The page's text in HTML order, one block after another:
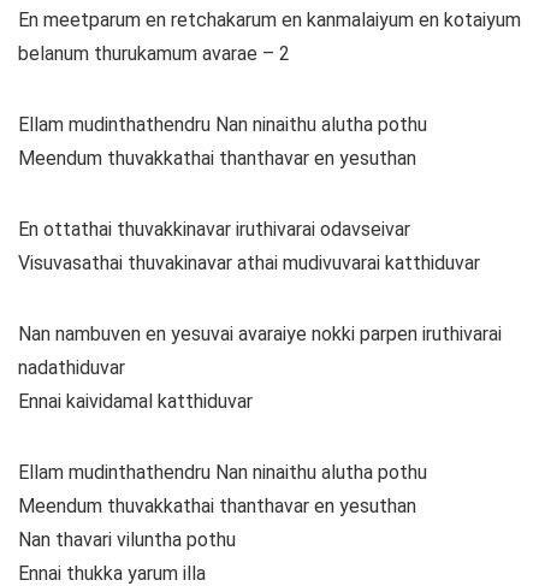
En meetparum en retchakarum en kanmalaiyum en kotaiyum
belanum thurukamum avarae – 2
Ellam mudinthathendru Nan ninaithu alutha pothu
Meendum thuvakkathai thanthavar en yesuthan
En ottathai thuvakkinavar iruthivarai odavseivar
Visuvasathai thuvakinavar athai mudivuvarai katthiduvar
Nan nambuven en yesuvai avaraiye nokki parpen iruthivarai
nadathiduvar
Ennai kaividamal katthiduvar
Ellam mudinthathendru Nan ninaithu alutha pothu
Meendum thuvakkathai thanthavar en yesuthan
Nan thavari viluntha pothu
Ennai thukka yarum illa